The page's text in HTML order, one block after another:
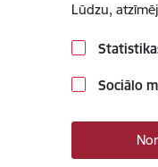
Lūdzu,
Sociālo